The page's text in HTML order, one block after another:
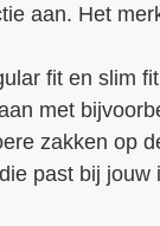
aan. Het
fit en slim
met
zakken op
past bij jouw